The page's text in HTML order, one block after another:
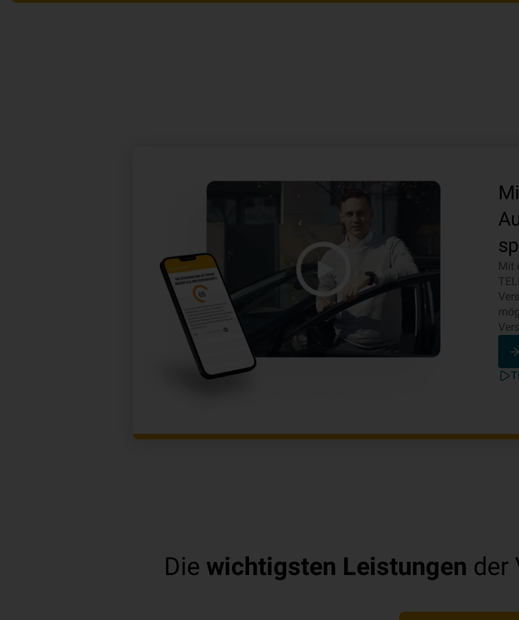
Mit
Die wichtigsten Leistungen der